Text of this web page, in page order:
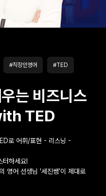
#직장인영어 #TED
는 비즈니스
TED
로 어휘/표현 - 리스닝 -
터하세요!
영어 선생님 '세진쌤'이 제대로